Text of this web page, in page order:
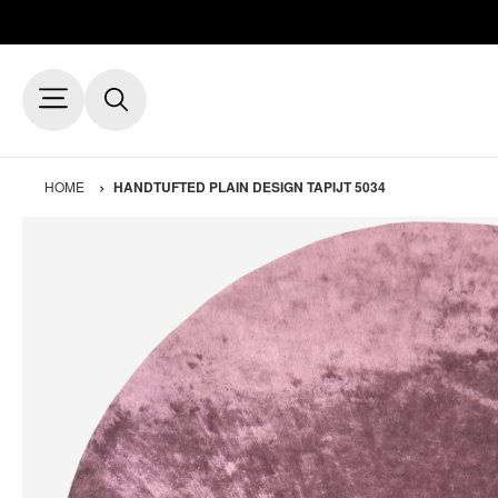
HOME HANDTUFTED PLAIN DESIGN TAPIJT 5034